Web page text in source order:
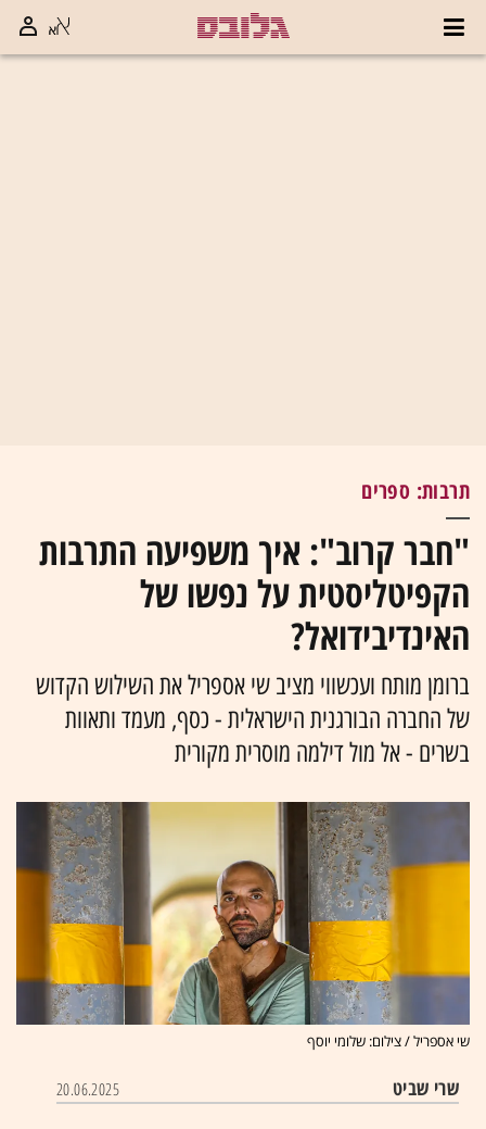
תרבות: ספרים
"חבר קרוב": איך משפיעה התרבות
הקפיטליסטית על נפשו של
האינדיבידואל?
ברומן מותח ועכשווי מציב שי אספריל את השילוש הקדוש
של החברה הבורגנית הישראלית - כסף, מעמד ותאוות
בשרים - אל מול דילמה מוסרית מקורית
שי אספריל / צילום: שלומי יוסף
שרי שביט 20.06.2025